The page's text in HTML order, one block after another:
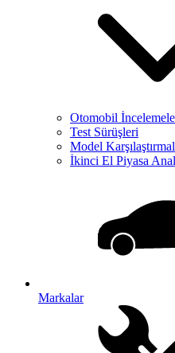
Otomobil
Test Sürüşleri
Model
İkinci El Piyasa
Markalar